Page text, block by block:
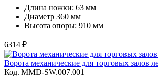
Длина ножки: 63 мм
Диаметр 360 мм
Высота опоры: 910 мм
6314 ₽
Ворота механические для торговых залов
Код. MMD-SW.007.001